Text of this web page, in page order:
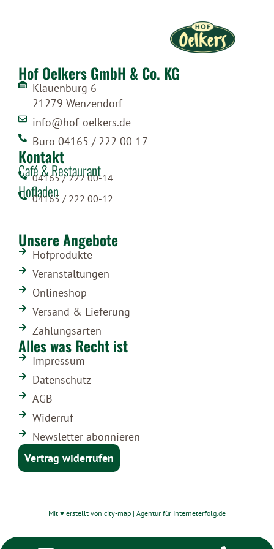
Hof Oelkers GmbH & Co. KG
Klauenburg 6
21279 Wenzendorf
info@hof-oelkers.de
Büro 04165 / 222 00-17
Kontakt
Café & Restaurant
04165 / 222 00-14
Hofladen
04165 / 222 00-12
Unsere Angebote
Hofprodukte
Veranstaltungen
Onlineshop
Versand & Lieferung
Zahlungsarten
Alles was Recht ist
Impressum
Datenschutz
AGB
Widerruf
Newsletter abonnieren
Vertrag widerrufen
Mit ♥ erstellt von city-map | Agentur für Interneterfolg.de